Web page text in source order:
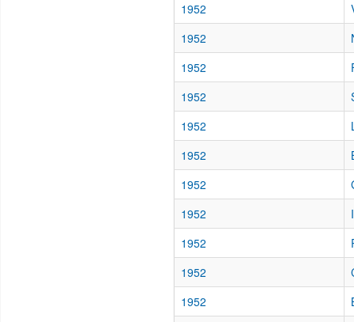
1952
1952
1952
1952
1952
1952
1952
1952
1952
1952
1952